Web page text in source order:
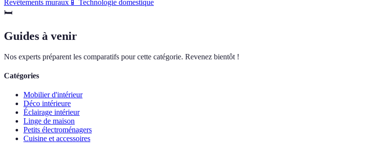
Revêtements muraux 📱 Technologie domestique
🛏️
Guides à venir
Nos experts préparent les comparatifs pour cette catégorie. Revenez bientôt !
Catégories
Mobilier d'intérieur
Déco intérieure
Éclairage intérieur
Linge de maison
Petits électroménagers
Cuisine et accessoires